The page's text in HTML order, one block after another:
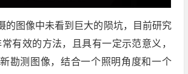
的图像中未看到巨大的陨坑，目前研究
有效的方法，且具有一定示范意义，
勘测图像，结合一个照明角度和一个